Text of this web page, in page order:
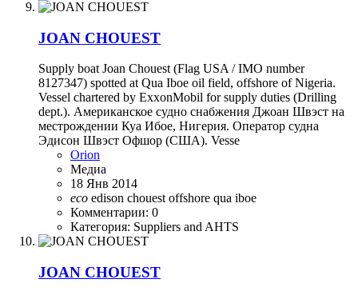
JOAN CHOUEST
Supply boat Joan Chouest (Flag USA / IMO number
8127347) spotted at Qua Iboe oil field, offshore of Nigeria.
Vessel chartered by ExxonMobil for supply duties (Drilling
dept.). Американское судно снабжения Джоан Швэст на
местрождении Куа Ибое, Нигерия. Оператор судна
Эдисон Швэст Офшор (США). Vesse
Orion
Медиа
18 Янв 2014
eco edison chouest offshore qua iboe
Комментарии: 0
Категория: Suppliers and AHTS
JOAN CHOUEST